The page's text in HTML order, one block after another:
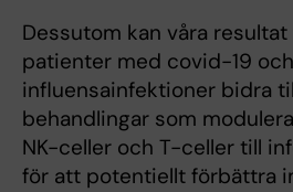
Dessutom kan våra
patienter med covid-19 och
influensainfektioner bidra
behandlingar som
NK-celler och T-celler till
för att potentiellt förbättra